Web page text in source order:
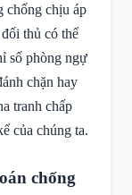
chống chịu áp
thủ có thể
số phòng ngự
chặn hay
tranh chấp
của chúng ta.
chống